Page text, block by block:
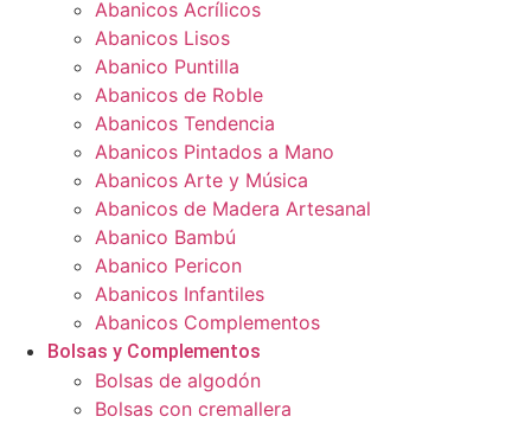
Abanicos Acrílicos
Abanicos Lisos
Abanico Puntilla
Abanicos de Roble
Abanicos Tendencia
Abanicos Pintados a Mano
Abanicos Arte y Música
Abanicos de Madera Artesanal
Abanico Bambú
Abanico Pericon
Abanicos Infantiles
Abanicos Complementos
Bolsas y Complementos
Bolsas de algodón
Bolsas con cremallera